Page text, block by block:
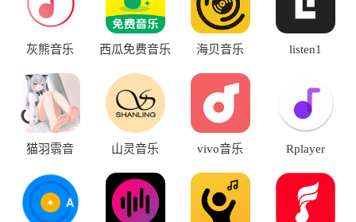
品质音效、智能推荐算法以及便捷社交分享功能的音乐应用。
灰熊音乐 西瓜免费音乐 海贝音乐 listen1
猫羽䨒音 山灵音乐 vivo音乐 Rplayer